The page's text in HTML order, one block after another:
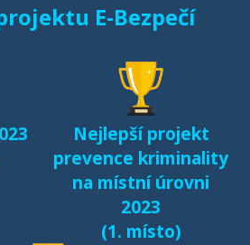
E-Bezpečí
Nejlepší projekt
prevence kriminality
na místní úrovni
2023
(1. místo)